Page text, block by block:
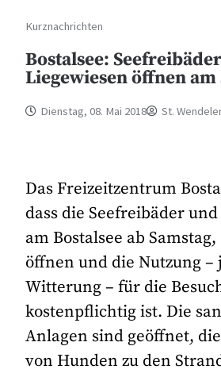
Kurznachrichten
Bostalsee:
Liegewiesen öffnen am
Dienstag, 08. Mai 2018 St.
Das Freizeitzentrum
dass die Seefreibäder
am Bostalsee ab
öffnen und die Nutzung –
Witterung – für die
kostenpflichtig ist. Die
Anlagen sind geöffnet,
von Hunden zu den